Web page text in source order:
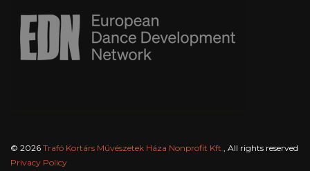
© 2026 Trafó Kortárs Művészetek Háza Nonprofit Kft., All rights reserved
Privacy Policy